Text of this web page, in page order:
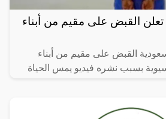
القبض على مقيم من أبناء
القبض على مقيم من أبناء
بسبب نشره فيديو يمس الحياة